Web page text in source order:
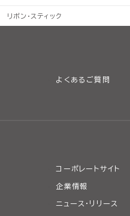
リボン・スティック
よくあるご質問
コーポレートサイト
企業情報
ニュース・リリース